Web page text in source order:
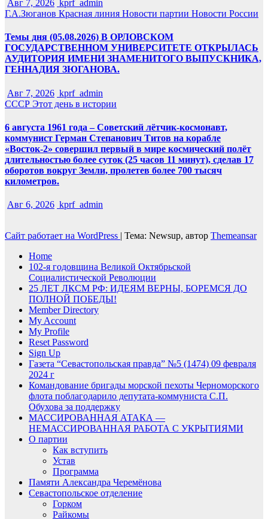
Авг 7, 2026 kprf_admin
Г.А.Зюганов Красная линия Новости партии Новости России
Темы дня (05.08.2026) В ОРЛОВСКОМ
ГОСУДАРСТВЕННОМ УНИВЕРСИТЕТЕ ОТКРЫЛАСЬ
АУДИТОРИЯ ИМЕНИ ЗНАМЕНИТОГО ВЫПУСКНИКА,
ГЕННАДИЯ ЗЮГАНОВА.
Авг 7, 2026 kprf_admin
СССР Этот день в истории
6 августа 1961 года – Советский лётчик-космонавт,
коммунист Герман Степанович Титов на корабле
«Восток-2» совершил первый в мире космический полёт
длительностью более суток (25 часов 11 минут), сделав 17
оборотов вокруг Земли, пролетев более 700 тысяч
километров.
Авг 6, 2026 kprf_admin
Сайт работает на WordPress | Тема: Newsup, автор Themeansar
Home
102-я годовщина Великой Октябрьской
Социалистической Революции
25 ЛЕТ ЛКСМ РФ: ИДЕЯМ ВЕРНЫ, БОРЕМСЯ ДО
ПОЛНОЙ ПОБЕДЫ!
Member Directory
My Account
My Profile
Reset Password
Sign Up
Газета “Севастопольская правда” №5 (1474) 09 февраля
2024 г
Командование бригады морской пехоты Черноморского
флота поблагодарило депутата-коммуниста С.П.
Обухова за поддержку
МАССИРОВАННАЯ АТАКА —
НЕМАССИРОВАННАЯ РАБОТА С УКРЫТИЯМИ
О партии
Как вступить
Устав
Программа
Памяти Александра Черемёнова
Севастопольское отделение
Горком
Райкомы